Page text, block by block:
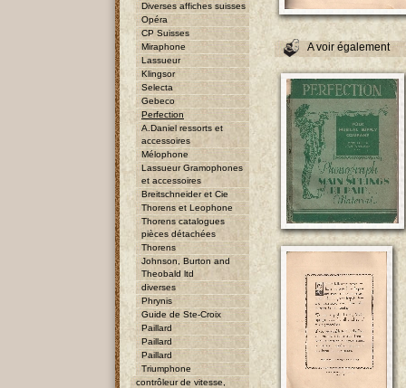
Diverses affiches suisses
Opéra
CP Suisses
Miraphone
Lassueur
Klingsor
Selecta
Gebeco
Perfection
A.Daniel ressorts et
accessoires
Mélophone
Lassueur Gramophones
et accessoires
Breitschneider et Cie
Thorens et Leophone
Thorens catalogues
pièces détachées
Thorens
Johnson, Burton and
Theobald ltd
diverses
Phrynis
Guide de Ste-Croix
Paillard
Paillard
Paillard
Triumphone
contrôleur de vitesse,
A voir également